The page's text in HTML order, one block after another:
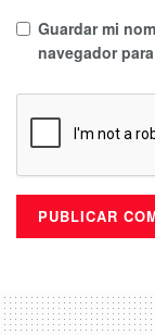
Guardar mi
navegador